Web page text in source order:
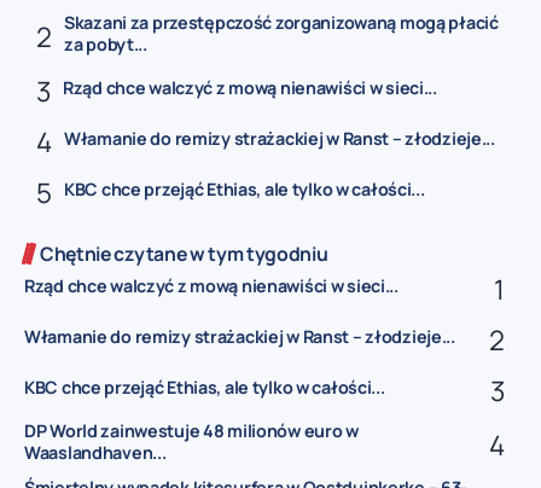
Skazani za przestępczość zorganizowaną mogą płacić
za pobyt...
Rząd chce walczyć z mową nienawiści w sieci...
Włamanie do remizy strażackiej w Ranst – złodzieje...
KBC chce przejąć Ethias, ale tylko w całości...
Chętnie czytane w tym tygodniu
Rząd chce walczyć z mową nienawiści w sieci...
Włamanie do remizy strażackiej w Ranst – złodzieje...
KBC chce przejąć Ethias, ale tylko w całości...
DP World zainwestuje 48 milionów euro w
Waaslandhaven...